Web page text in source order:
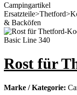
Rost für
Marke / Kategorie: